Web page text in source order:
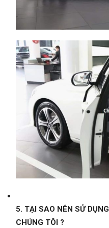
5. TẠI SAO NÊN SỬ
CHÚNG TÔI ?